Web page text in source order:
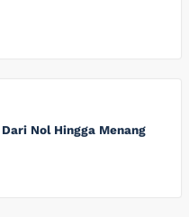
Nol Hingga Menang